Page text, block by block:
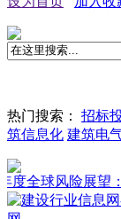
热门搜索： 招标
筑信息化 建筑电
险展望：年中复